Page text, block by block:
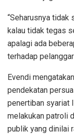
“Seharusnya tidak
kalau tidak tegas
apalagi ada
terhadap
Evendi
pendekatan
penertiban syariat
melakukan patroli
publik yang dinilai